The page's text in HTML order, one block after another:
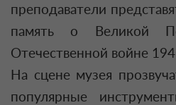
преподаватели
память о Великой
Отечественной войне
На сцене музея
популярные